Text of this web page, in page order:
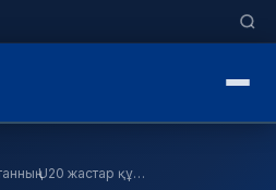
Қазақстанның U20 жастар құрамасы Азия чемпионатын…